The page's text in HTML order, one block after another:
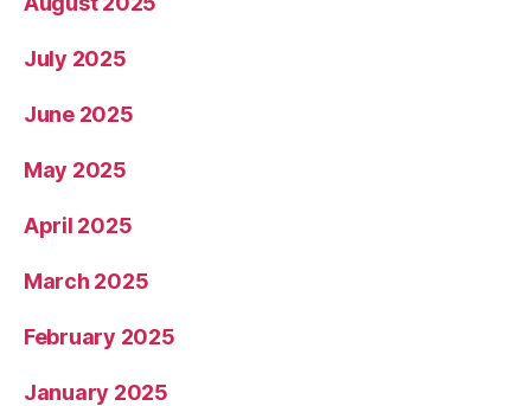
July 2025
June 2025
May 2025
April 2025
March 2025
February 2025
January 2025